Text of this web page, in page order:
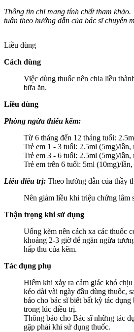
Thông tin chỉ mang tính chất tham khảo.
tuân theo hướng dẫn của bác sĩ chuyên
Liều dùng
Cách dùng
Việc dùng thuốc nên chia liều
bữa ăn.
Liều dùng
Phòng ngừa thiếu kẽm:
Từ 6 tháng đến 12 tháng tuổi:
Trẻ em 1 - 3 tuổi: 2.5ml (5mg)/lần,
Trẻ em 3 - 6 tuổi: 2.5ml (5mg)/lần,
Trẻ em trên 6 tuổi: 5ml (10mg)/
Liều điều trị: Theo hướng dẫn của thầy
Nên giảm liều khi triệu chứng lâm
Thận trọng khi sử dụng
Uống kẽm nên cách xa các thuốc
khoảng 2-3 giờ để ngăn ngừa
hấp thu của kẽm.
Tác dụng phụ
Hiếm khi xảy ra cảm giác khó
kéo dài vài ngày đầu dùng thuốc,
báo cho bác sĩ biết bất kỳ tác
trong lúc điều trị.
Thông báo cho Bác sĩ những tác
gặp phải khi sử dụng thuốc.